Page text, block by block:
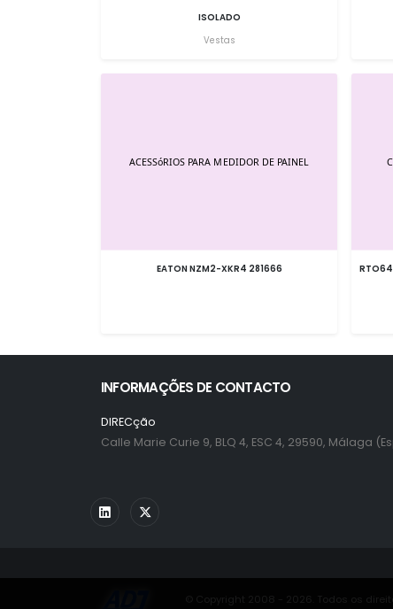
ISOLADO
Vestas
EATON NZM2-XKR4 281666
INFORMAÇÕES DE CONTACTO
DIRECção
Calle Marie Curie 9, BLQ 4, ESC 4, 29590, Málaga